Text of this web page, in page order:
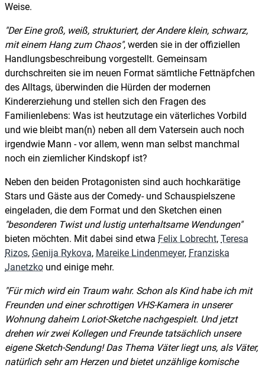
Weise.
Der Eine groß, weiß, strukturiert, der Andere klein, schwarz,
mit einem Hang zum Chaos , werden sie in der offiziellen
Handlungsbeschreibung vorgestellt. Gemeinsam
durchschreiten sie im neuen Format sämtliche Fettnäpfchen
des Alltags, überwinden die Hürden der modernen
Kindererziehung und stellen sich den Fragen des
Familienlebens: Was ist heutzutage ein väterliches Vorbild
und wie bleibt man(n) neben all dem Vatersein auch noch
irgendwie Mann - vor allem, wenn man selbst manchmal
noch ein ziemlicher Kindskopf ist?
Neben den beiden Protagonisten sind auch hochkarätige
Stars und Gäste aus der Comedy- und Schauspielszene
eingeladen, die dem Format und den Sketchen einen
besonderen Twist und lustig unterhaltsame Wendungen
bieten möchten. Mit dabei sind etwa Felix Lobrecht, Teresa
Rizos, Genija Rykova, Mareike Lindenmeyer, Franziska
Janetzko und einige mehr.
Für mich wird ein Traum wahr. Schon als Kind habe ich mit
Freunden und einer schrottigen VHS-Kamera in unserer
Wohnung daheim Loriot-Sketche nachgespielt. Und jetzt
drehen wir zwei Kollegen und Freunde tatsächlich unsere
eigene Sketch-Sendung! Das Thema Väter liegt uns, als Väter,
natürlich sehr am Herzen und bietet unzählige komische